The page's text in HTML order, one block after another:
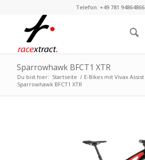
Telefon: +49 781 94864866
Sparrowhawk BFCT1 XTR
Du bist hier: Startseite / E-Bikes mit Vivax Assist
Sparrowhawk BFCT1 XTR